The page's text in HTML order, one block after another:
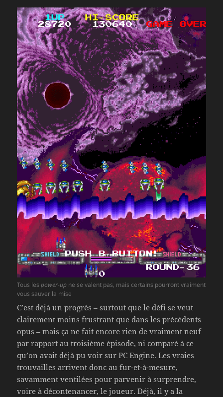
Tous lespower-up ne se valent pas, mais certains pourront vraiment
vous sauver la mise
C’est déjà un progrès – surtout que le défi se veut
clairement moins frustrant que dans les précédents
opus – mais ça ne fait encore rien de vraiment neuf
par rapport au troisième épisode, ni comparé à ce
qu’on avait déjà pu voir sur PC Engine. Les vraies
trouvailles arrivent donc au fur-et-à-mesure,
savamment ventilées pour parvenir à surprendre,
voire à décontenancer, le joueur. Déjà, il y a la